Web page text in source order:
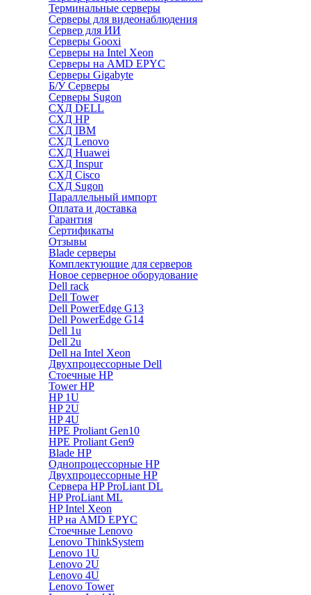
Терминальные серверы
Серверы для видеонаблюдения
Сервер для ИИ
Серверы Gooxi
Серверы на Intel Xeon
Серверы на AMD EPYC
Серверы Gigabyte
Б/У Серверы
Серверы Sugon
СХД DELL
СХД HP
СХД IBM
СХД Lenovo
СХД Huawei
СХД Inspur
СХД Cisco
СХД Sugon
Параллельный импорт
Оплата и доставка
Гарантия
Сертификаты
Отзывы
Blade серверы
Комплектующие для серверов
Новое серверное оборудование
Dell rack
Dell Tower
Dell PowerEdge G13
Dell PowerEdge G14
Dell 1u
Dell 2u
Dell на Intel Xeon
Двухпроцессорные Dell
Стоечные HP
Tower HP
HP 1U
HP 2U
HP 4U
HPE Proliant Gen10
HPE Proliant Gen9
Blade HP
Однопроцессорные HP
Двухпроцессорные HP
Сервера HP ProLiant DL
HP ProLiant ML
HP Intel Xeon
HP на AMD EPYC
Стоечные Lenovo
Lenovo ThinkSystem
Lenovo 1U
Lenovo 2U
Lenovo 4U
Lenovo Tower